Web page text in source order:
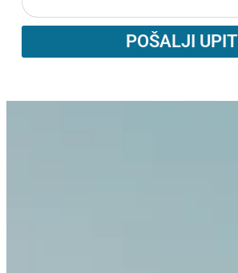
POŠALJI UPIT